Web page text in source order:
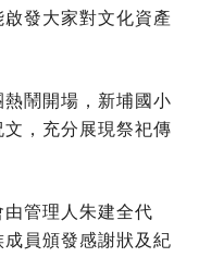
發大家對文化資產
鬧開場，新埔國小
，充分展現祭祀傳
管理人朱建全代
員頒發感謝狀及紀